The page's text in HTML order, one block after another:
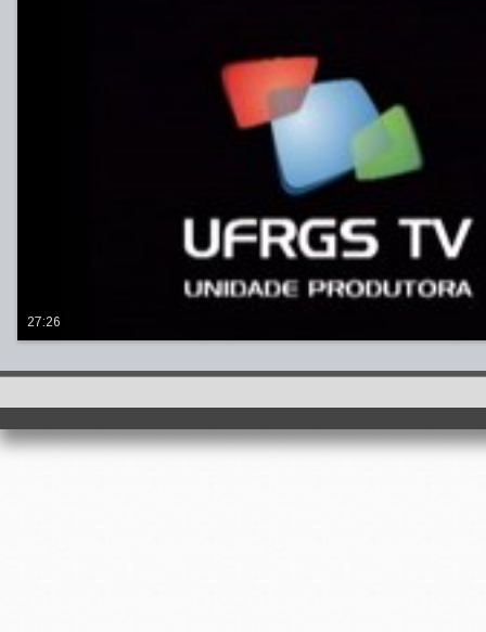
27:26